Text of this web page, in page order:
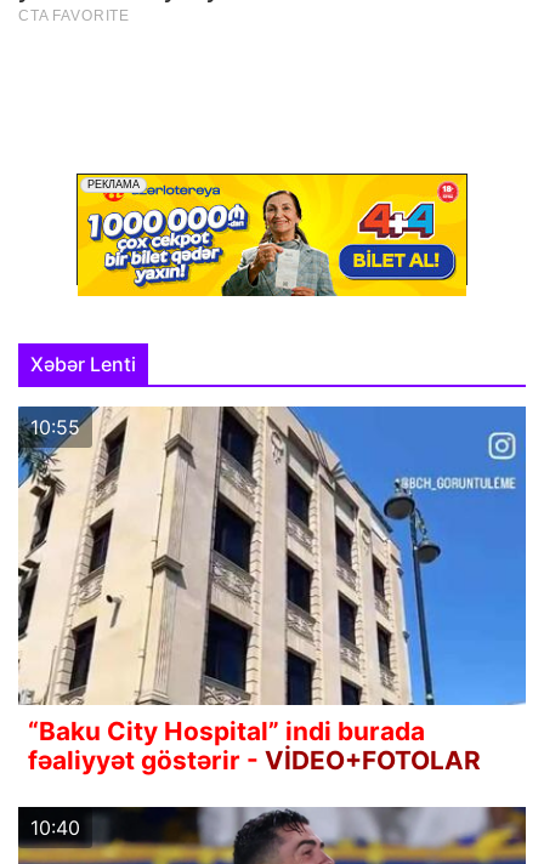
Xəbər Lenti
10:55
“Baku City Hospital” indi burada
fəaliyyət göstərir - VİDEO+FOTOLAR
10:40